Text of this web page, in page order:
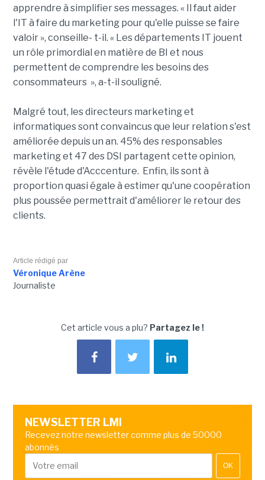
apprendre à simplifier ses messages. « Il faut aider
l'IT à faire du marketing pour qu'elle puisse se faire
valoir », conseille- t-il. « Les départements IT jouent
un rôle primordial en matière de BI et nous
permettent de comprendre les besoins des
consommateurs », a-t-il souligné.
Malgré tout, les directeurs marketing et
informatiques sont convaincus que leur relation s'est
améliorée depuis un an. 45% des responsables
marketing et 47 des DSI partagent cette opinion,
révèle l'étude d'Acccenture. Enfin, ils sont à
proportion quasi égale à estimer qu'une coopération
plus poussée permettrait d'améliorer le retour des
clients.
Article rédigé par
Véronique Arène
Journaliste
Cet article vous a plu? Partagez le !
NEWSLETTER LMI
Recevez notre newsletter comme plus de 50000
abonnés
OK